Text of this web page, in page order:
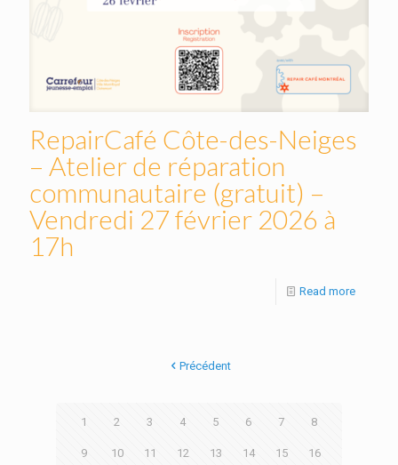
RepairCafé Côte-des-Neiges
– Atelier de réparation
communautaire (gratuit) –
Vendredi 27 février 2026 à
17h
Read more
Précédent
1 2 3 4 5 6 7 8
9 10 11 12 13 14 15 16